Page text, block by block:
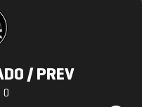
/ PREV
0